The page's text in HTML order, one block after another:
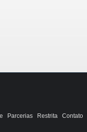
Parcerias Restrita Contato